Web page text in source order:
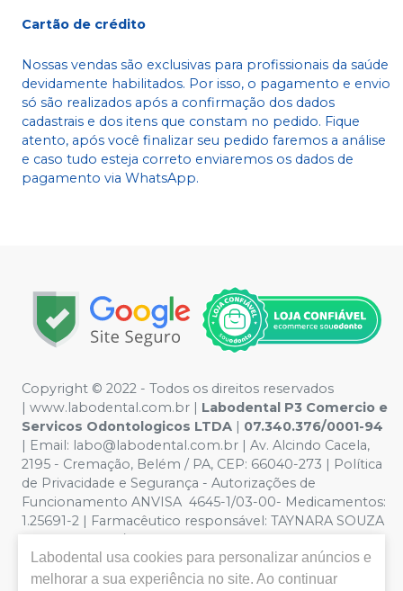
Cartão de crédito
Nossas vendas são exclusivas para profissionais da saúde
devidamente habilitados. Por isso, o pagamento e envio
só são realizados após a confirmação dos dados
cadastrais e dos itens que constam no pedido. Fique
atento, após você finalizar seu pedido faremos a análise
e caso tudo esteja correto enviaremos os dados de
pagamento via WhatsApp.
Copyright © 2022 - Todos os direitos reservados
| www.labodental.com.br | Labodental P3 Comercio e
Servicos Odontologicos LTDA | 07.340.376/0001-94
| Email: labo@labodental.com.br | Av. Alcindo Cacela,
2195 - Cremação, Belém / PA, CEP: 66040-273 | Política
de Privacidade e Segurança - Autorizações de
Funcionamento ANVISA 4645-1/03-00- Medicamentos:
1.25691-2 | Farmacêutico responsável: TAYNARA SOUZA
MIRANDA. CRF/PA nº 6965 |
Segurança - Fotos meramente ilustrativas - Os preços e
condições da loja virtual estão sujeitos a alterações. Em
Labodental usa cookies para personalizar anúncios e
melhorar a sua experiência no site. Ao continuar